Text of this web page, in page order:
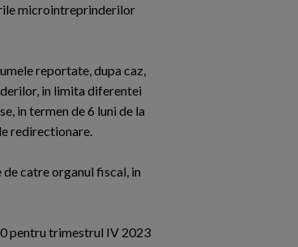
microintreprinderilor
reportate, dupa caz,
in limita diferentei
in termen de 6 luni de la
redirectionare.
catre organul fiscal, in
pentru trimestrul IV 2023